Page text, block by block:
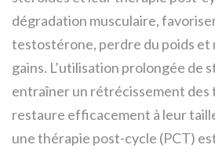
dégradation musculaire,
testostérone, perdre du poids et
gains. L’utilisation prolongée de
entraîner un rétrécissement des
restaure efficacement à leur
une thérapie post-cycle (PCT)